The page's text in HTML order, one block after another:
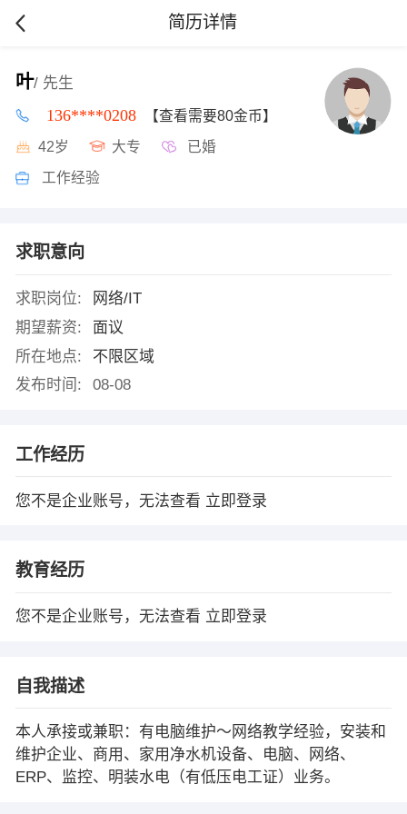
简历详情
叶/ 先生
136****0208 【查看需要80金币】
42岁 大专 已婚
工作经验
求职意向
求职岗位:
网络/IT
期望薪资:
面议
所在地点:
不限区域
发布时间:
08-08
工作经历
您不是企业账号，无法查看 立即登录
教育经历
您不是企业账号，无法查看 立即登录
自我描述
本人承接或兼职：有电脑维护～网络教学经验，安装和
维护企业、商用、家用净水机设备、电脑、网络、
ERP、监控、明装水电（有低压电工证）业务。